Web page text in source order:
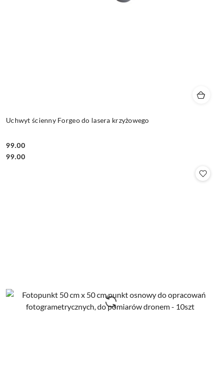
Uchwyt ścienny Forgeo do lasera krzyżowego
Cena:
99.00
Cena:
99.00